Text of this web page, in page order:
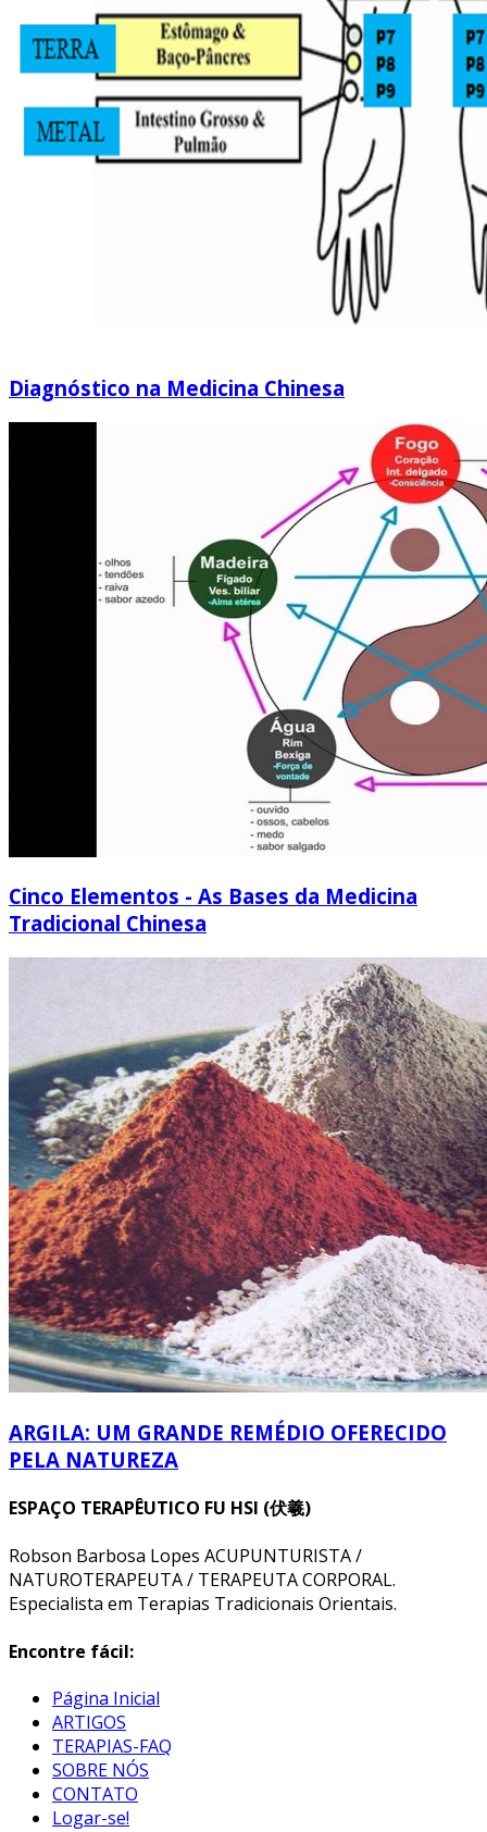
Diagnóstico na Medicina Chinesa
Cinco Elementos - As Bases da Medicina
Tradicional Chinesa
ARGILA: UM GRANDE REMÉDIO OFERECIDO
PELA NATUREZA
ESPAÇO TERAPÊUTICO FU HSI (伏羲)
Robson Barbosa Lopes ACUPUNTURISTA /
NATUROTERAPEUTA / TERAPEUTA CORPORAL.
Especialista em Terapias Tradicionais Orientais.
Encontre fácil:
Página Inicial
ARTIGOS
TERAPIAS-FAQ
SOBRE NÓS
CONTATO
Logar-se!